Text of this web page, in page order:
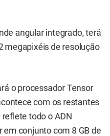
angular integrado, terá
megapixéis de resolução
o processador Tensor
com os restantes
todo o ADN
em conjunto com 8 GB de